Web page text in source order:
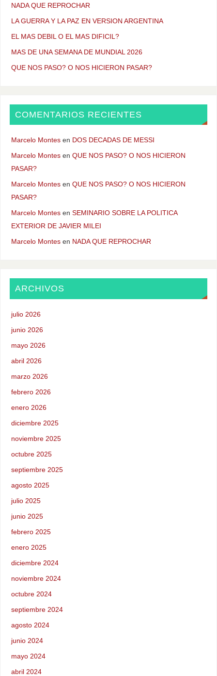
NADA QUE REPROCHAR
LA GUERRA Y LA PAZ EN VERSION ARGENTINA
EL MAS DEBIL O EL MAS DIFICIL?
MAS DE UNA SEMANA DE MUNDIAL 2026
QUE NOS PASO? O NOS HICIERON PASAR?
COMENTARIOS RECIENTES
Marcelo Montesen DOS DECADAS DE MESSI
Marcelo Montesen QUE NOS PASO? O NOS HICIERON
PASAR?
Marcelo Montesen QUE NOS PASO? O NOS HICIERON
PASAR?
Marcelo Montesen SEMINARIO SOBRE LA POLITICA
EXTERIOR DE JAVIER MILEI
Marcelo Montesen NADA QUE REPROCHAR
ARCHIVOS
julio 2026
junio 2026
mayo 2026
abril 2026
marzo 2026
febrero 2026
enero 2026
diciembre 2025
noviembre 2025
octubre 2025
septiembre 2025
agosto 2025
julio 2025
junio 2025
febrero 2025
enero 2025
diciembre 2024
noviembre 2024
octubre 2024
septiembre 2024
agosto 2024
junio 2024
mayo 2024
abril 2024